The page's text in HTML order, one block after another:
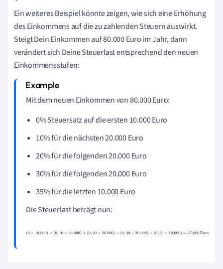
Ein weiteres Beispiel könnte zeigen, wie sich eine Erhöhung
des Einkommens auf die zu zahlenden Steuern auswirkt.
Steigt Dein Einkommen auf 80.000 Euro im Jahr, dann
verändert sich Deine Steuerlast entsprechend den neuen
Einkommensstufen:
Mit dem neuen Einkommen von 80.000 Euro:
0% Steuersatz auf die ersten 10.000 Euro
10% für die nächsten 20.000 Euro
20% für die folgenden 20.000 Euro
30% für die folgenden 20.000 Euro
35% für die letzten 10.000 Euro
Die Steuerlast beträgt nun:
(0×10.000)+(0,10×20.000)+(0,20×20.000)+(0,30×20.000)+